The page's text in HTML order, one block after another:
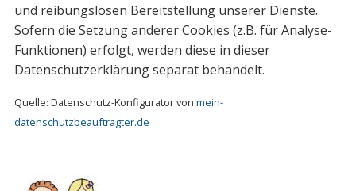
und reibungslosen Bereitstellung unserer Dienste.
Sofern die Setzung anderer Cookies (z.B. für Analyse-
Funktionen) erfolgt, werden diese in dieser
Datenschutzerklärung separat behandelt.
Quelle: Datenschutz-Konfigurator von mein-
datenschutzbeauftragter.de